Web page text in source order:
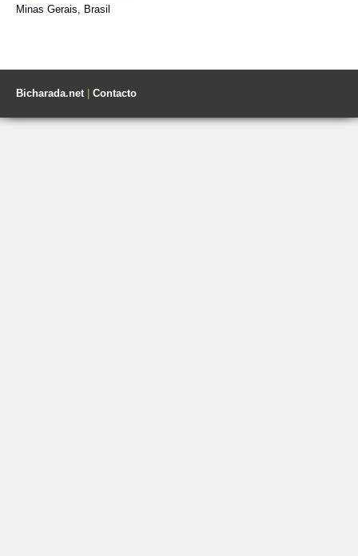
Minas Gerais, Brasil
Bicharada.net| Contacto